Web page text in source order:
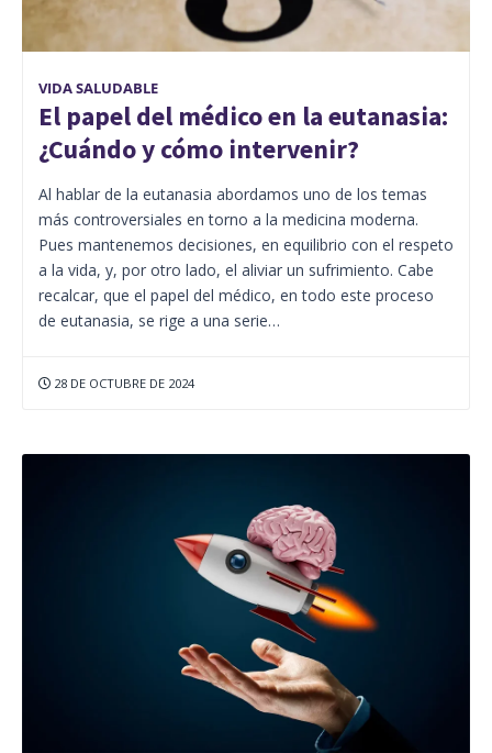
VIDA SALUDABLE
El papel del médico en la eutanasia:
¿Cuándo y cómo intervenir?
Al hablar de la eutanasia abordamos uno de los temas
más controversiales en torno a la medicina moderna.
Pues mantenemos decisiones, en equilibrio con el respeto
a la vida, y, por otro lado, el aliviar un sufrimiento. Cabe
recalcar, que el papel del médico, en todo este proceso
de eutanasia, se rige a una serie…
28 DE OCTUBRE DE 2024